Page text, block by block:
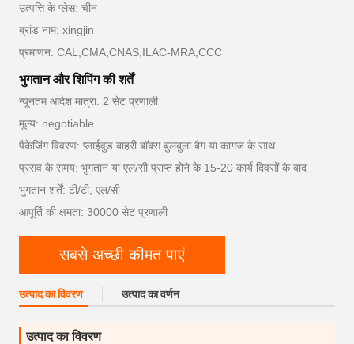
उत्पत्ति के प्लेस: चीन
ब्रांड नाम: xingjin
प्रमाणन: CAL,CMA,CNAS,ILAC-MRA,CCC
भुगतान और शिपिंग की शर्तें
न्यूनतम आदेश मात्रा: 2 सेट प्रणाली
मूल्य: negotiable
पैकेजिंग विवरण: प्लाईवुड बाहरी बॉक्स बुलबुला बैग या कागज के साथ
प्रसव के समय: भुगतान या एल/सी प्राप्त होने के 15-20 कार्य दिवसों के बाद
भुगतान शर्तें: टी/टी, एल/सी
आपूर्ति की क्षमता: 30000 सेट प्रणाली
सबसे अच्छी कीमत पाएं
उत्पाद का विवरण उत्पाद का वर्णन
उत्पाद का विवरण